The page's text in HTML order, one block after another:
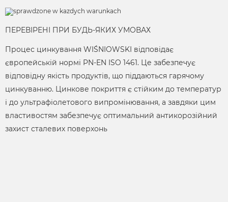
ПЕРЕВІРЕНІ ПРИ БУДЬ-ЯКИХ УМОВАХ
Процес цинкування WIŚNIOWSKI відповідає
європейській нормі PN-EN ISO 1461. Це забезпечує
відповідну якість продуктів, що піддаються гарячому
цинкуванню. Цинкове покриття є стійким до температур
і до ультрафіолетового випромінювання, а завдяки цим
властивостям забезпечує оптимальний антикорозійний
захист сталевих поверхонь